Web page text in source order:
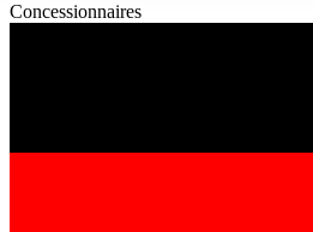
Concessionnaires